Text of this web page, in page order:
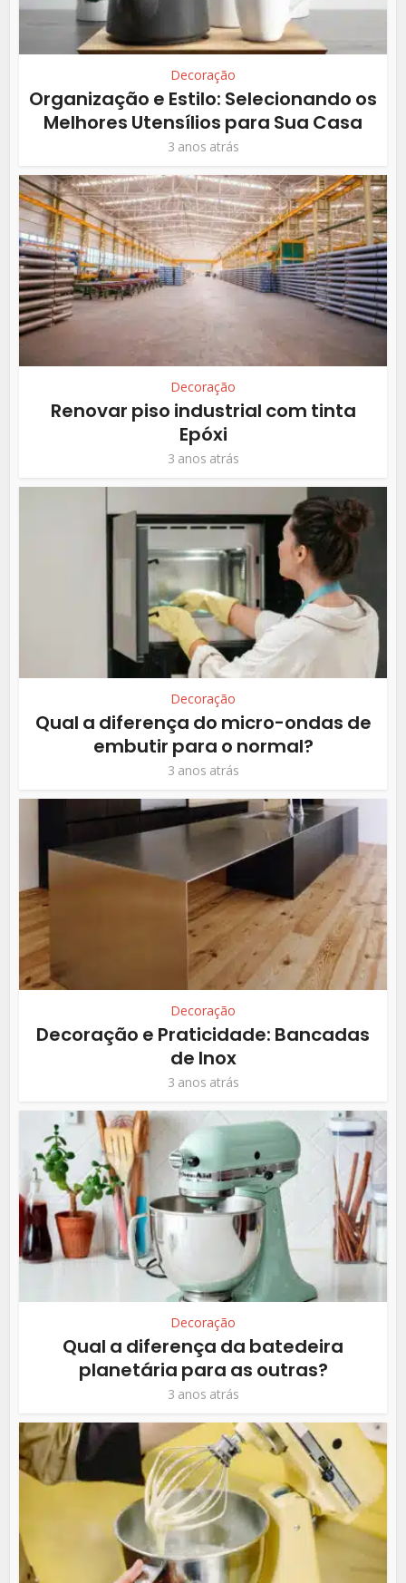
Decoração
Organização e Estilo: Selecionando os
Melhores Utensílios para Sua Casa
3 anos atrás
Decoração
Renovar piso industrial com tinta
Epóxi
3 anos atrás
Decoração
Qual a diferença do micro-ondas de
embutir para o normal?
3 anos atrás
Decoração
Decoração e Praticidade: Bancadas
de Inox
3 anos atrás
Decoração
Qual a diferença da batedeira
planetária para as outras?
3 anos atrás